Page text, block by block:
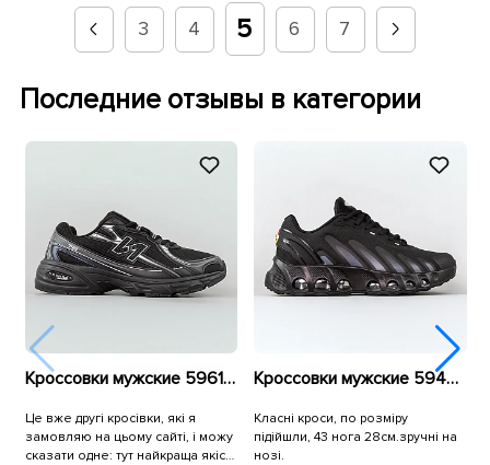
3 4 5 6 7
Последние отзывы в категории
Кроссовки мужские 596129 Черные
Це вже другі кросівки, які я
замовляю на цьому сайті, і можу
сказати одне: тут найкраща якість
Кроссовки мужские 594878 Черные
Класні кроси, по розміру
підійшли, 43 нога 28см.зручні на
нозі.